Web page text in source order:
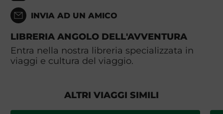
INVIA AD UN AMICO
LIBRERIA ANGOLO DELL'AVVENTURA
Entra nella nostra libreria specializzata in
viaggi e cultura del viaggio.
ALTRI VIAGGI SIMILI